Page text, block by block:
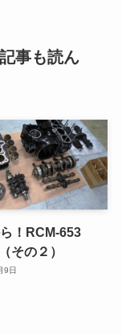
事も読ん
！RCM-653
その２）
9日